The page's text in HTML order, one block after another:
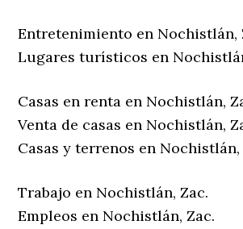
Entretenimiento en Nochistlán,
Lugares turísticos en
Casas en renta en Nochistlán,
Venta de casas en Nochistlán,
Casas y terrenos en Nochistlán,
Trabajo en Nochistlán, Zac.
Empleos en Nochistlán, Zac.